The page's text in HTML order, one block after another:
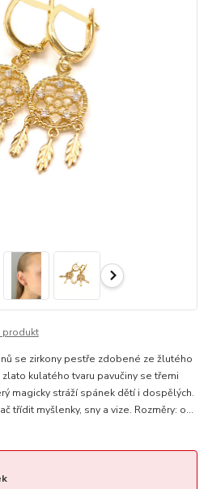
produkt
se zirkony pestře zdobené ze žlutého
kulatého tvaru pavučiny se třemi
magicky stráží spánek dětí i dospělých.
třídit myšlenky, sny a vize. Rozměry: o...